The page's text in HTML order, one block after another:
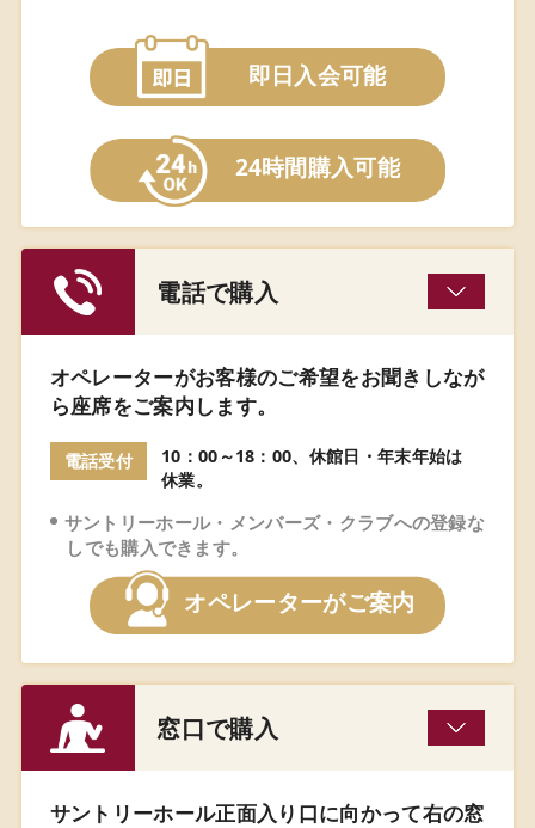
即日入会可能
24時間購入可能
電話で購入
オペレーターがお客様のご希望をお聞きしなが
ら座席をご案内します。
電話受付
10：00～18：00、休館日・年末年始は
休業。
サントリーホール・メンバーズ・クラブへの登録な
しでも購入できます。
オペレーターがご案内
窓口で購入
サントリーホール正面入り口に向かって右の窓